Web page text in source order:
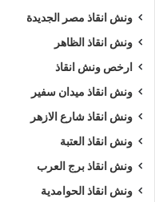
ونش انقاذ مصر الجديدة
ونش انقاذ الظاهر
ارخص ونش انقاذ
ونش انقاذ ميدان سفير
ونش انقاذ شارع الازهر
ونش انقاذ العتبة
ونش انقاذ برج العرب
ونش انقاذ الحوامدية